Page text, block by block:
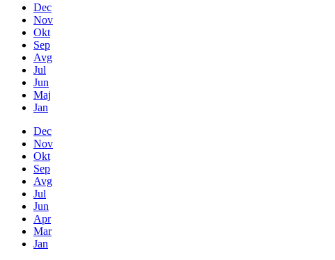
Dec
Nov
Okt
Sep
Avg
Jul
Jun
Maj
Jan
Dec
Nov
Okt
Sep
Avg
Jul
Jun
Apr
Mar
Jan